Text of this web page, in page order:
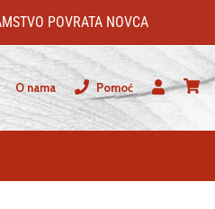
POVRATA NOVCA
O nama
Pomoć
Korisnik